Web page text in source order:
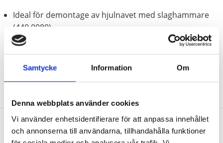
Samtycke Information Om
Denna webbplats använder cookies
Vi använder enhetsidentifierare för att anpassa innehållet
och annonserna till användarna, tillhandahålla funktioner
Ideal för demontage av hjulnavet med slaghammare
(440.0080)
Speciellt-verktygsstål